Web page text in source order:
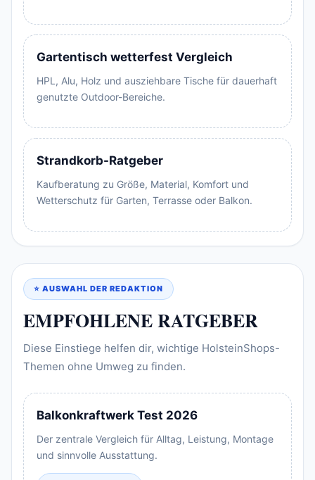
Gartentisch wetterfest Vergleich
HPL, Alu, Holz und ausziehbare Tische für dauerhaft
genutzte Outdoor-Bereiche.
Strandkorb-Ratgeber
Kaufberatung zu Größe, Material, Komfort und
Wetterschutz für Garten, Terrasse oder Balkon.
⭐ AUSWAHL DER REDAKTION
EMPFOHLENE RATGEBER
Diese Einstiege helfen dir, wichtige HolsteinShops-
Themen ohne Umweg zu finden.
Balkonkraftwerk Test 2026
Der zentrale Vergleich für Alltag, Leistung, Montage
und sinnvolle Ausstattung.